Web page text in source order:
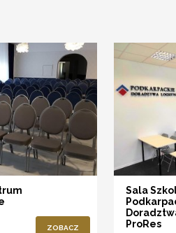
ZOBACZ
Sala
ProRes